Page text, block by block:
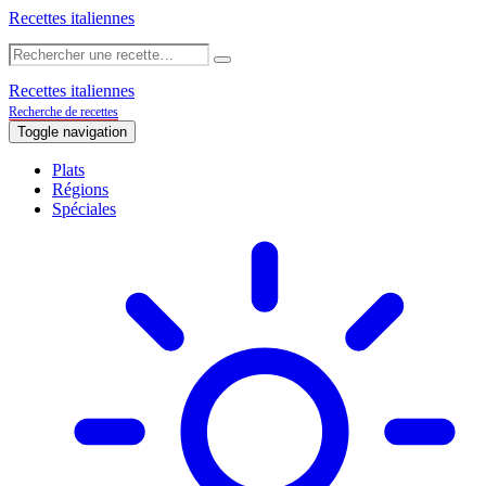
Recettes italiennes
Recettes italiennes
Recherche de recettes
Toggle navigation
Plats
Régions
Spéciales